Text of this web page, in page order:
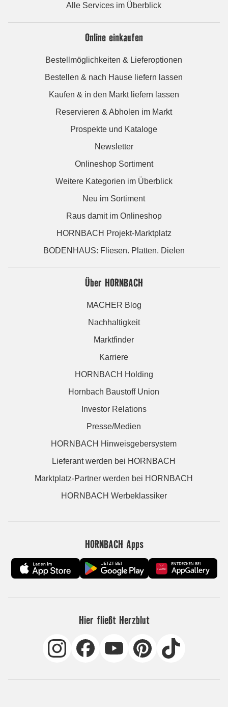
Alle Services im Überblick
Online einkaufen
Bestellmöglichkeiten & Lieferoptionen
Bestellen & nach Hause liefern lassen
Kaufen & in den Markt liefern lassen
Reservieren & Abholen im Markt
Prospekte und Kataloge
Newsletter
Onlineshop Sortiment
Weitere Kategorien im Überblick
Neu im Sortiment
Raus damit im Onlineshop
HORNBACH Projekt-Marktplatz
BODENHAUS: Fliesen. Platten. Dielen
Über HORNBACH
MACHER Blog
Nachhaltigkeit
Marktfinder
Karriere
HORNBACH Holding
Hornbach Baustoff Union
Investor Relations
Presse/Medien
HORNBACH Hinweisgebersystem
Lieferant werden bei HORNBACH
Marktplatz-Partner werden bei HORNBACH
HORNBACH Werbeklassiker
HORNBACH Apps
Hier fließt Herzblut